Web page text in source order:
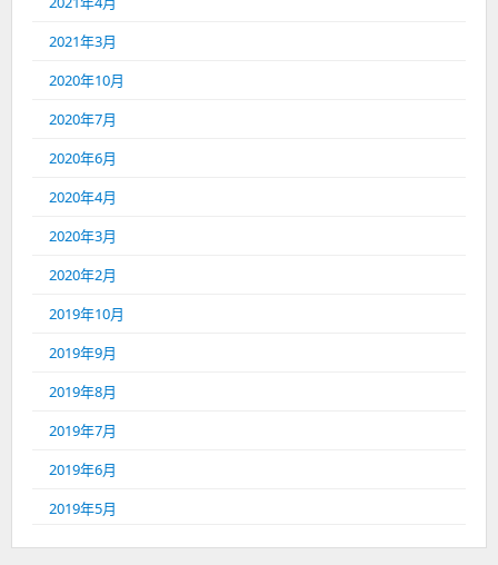
2021年3月
2020年10月
2020年7月
2020年6月
2020年4月
2020年3月
2020年2月
2019年10月
2019年9月
2019年8月
2019年7月
2019年6月
2019年5月